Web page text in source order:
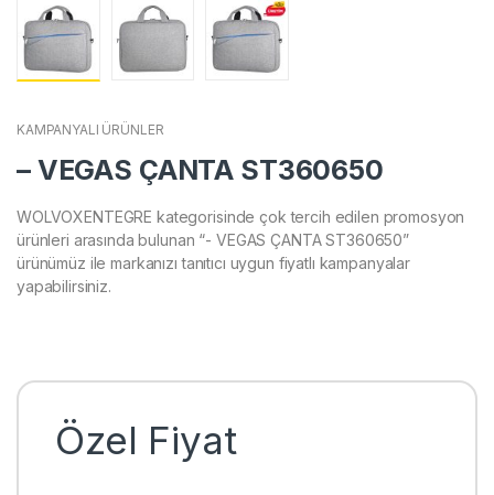
KAMPANYALI ÜRÜNLER
– VEGAS ÇANTA ST360650
WOLVOXENTEGRE kategorisinde çok tercih edilen promosyon
ürünleri arasında bulunan “- VEGAS ÇANTA ST360650”
ürünümüz ile markanızı tanıtıcı uygun fiyatlı kampanyalar
yapabilirsiniz.
Özel Fiyat